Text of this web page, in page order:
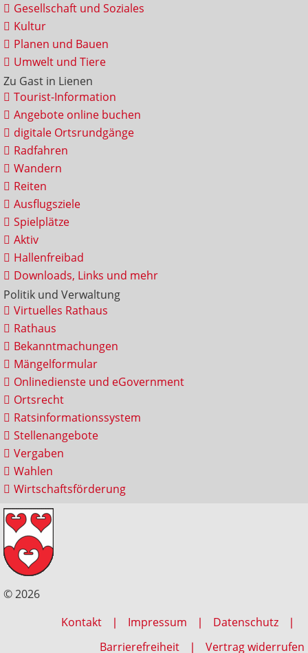
Gesellschaft und Soziales
Kultur
Planen und Bauen
Umwelt und Tiere
Zu Gast in Lienen
Tourist-Information
Angebote online buchen
digitale Ortsrundgänge
Radfahren
Wandern
Reiten
Ausflugsziele
Spielplätze
Aktiv
Hallenfreibad
Downloads, Links und mehr
Politik und Verwaltung
Virtuelles Rathaus
Rathaus
Bekanntmachungen
Mängelformular
Onlinedienste und eGovernment
Ortsrecht
Ratsinformationssystem
Stellenangebote
Vergaben
Wahlen
Wirtschaftsförderung
© 2026
Kontakt
Impressum
Datenschutz
Barrierefreiheit
Vertrag widerrufen